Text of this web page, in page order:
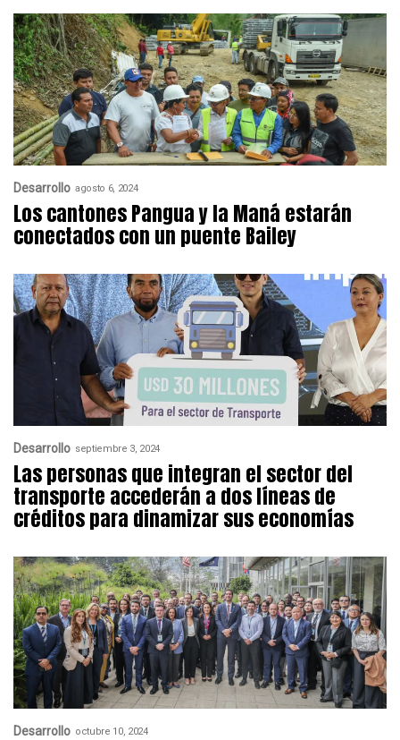
Desarrollo agosto 6, 2024
Los cantones Pangua y la Maná estarán
conectados con un puente Bailey
Desarrollo septiembre 3, 2024
Las personas que integran el sector del
transporte accederán a dos líneas de
créditos para dinamizar sus economías
Desarrollo octubre 10, 2024